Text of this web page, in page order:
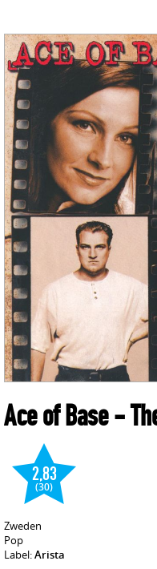
Ace of Base-
2,83
(30)
Zweden
Pop
Label:Arista